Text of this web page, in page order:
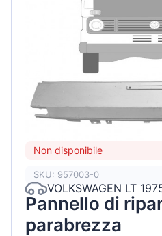
Non disponibile
SKU: 957003-0
VOLKSWAGEN LT
Pannello di
parabrezza